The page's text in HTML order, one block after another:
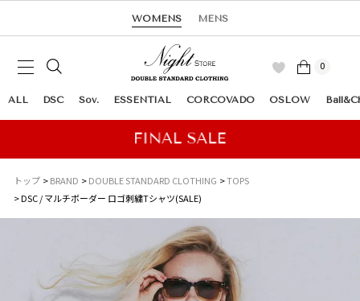
WOMENS MENS
0
ALL DSC Sov. ESSENTIAL CORCOVADO OSLOW
トップ BRAND DOUBLE STANDARD CLOTHING
TOPS
DSC / マルチボーダー ロゴ刺繍Tシャツ(SALE)